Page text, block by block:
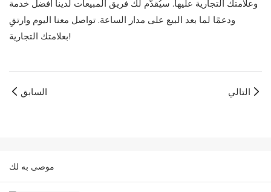
وعلامتك التجارية عليها. سيُقدّم لك فريق المبيعات لدينا أفضل خدمة
ودعمًا لما بعد البيع على مدار الساعة. تواصل معنا اليوم وارتقِ
بعلامتك التجارية!
السابق التالي
موصى به لك